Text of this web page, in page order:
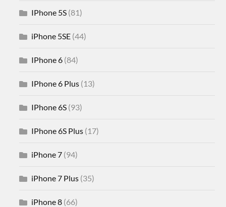
IPhone 5S (81)
iPhone 5SE (44)
IPhone 6 (84)
IPhone 6 Plus (13)
IPhone 6S (93)
IPhone 6S Plus (17)
iPhone 7 (94)
iPhone 7 Plus (35)
iPhone 8 (66)